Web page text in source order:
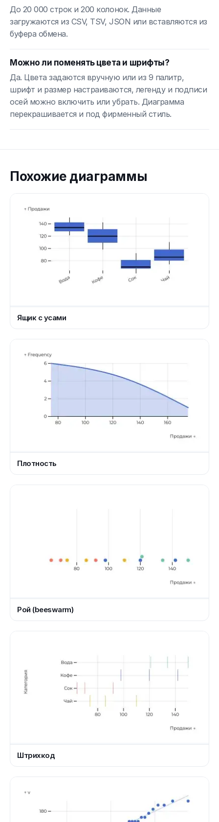
До 20 000 строк и 200 колонок. Данные
загружаются из CSV, TSV, JSON или вставляются из
буфера обмена.
Можно ли поменять цвета и шрифты?
Да. Цвета задаются вручную или из 9 палитр,
шрифт и размер настраиваются, легенду и подписи
осей можно включить или убрать. Диаграмма
перекрашивается и под фирменный стиль.
Похожие диаграммы
Ящик с усами
Плотность
Рой (beeswarm)
Штрихкод